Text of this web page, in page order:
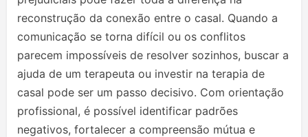
reconstrução da conexão entre o casal. Quando a
comunicação se torna difícil ou os conflitos
parecem impossíveis de resolver sozinhos, buscar a
ajuda de um terapeuta ou investir na terapia de
casal pode ser um passo decisivo. Com orientação
profissional, é possível identificar padrões
negativos, fortalecer a compreensão mútua e